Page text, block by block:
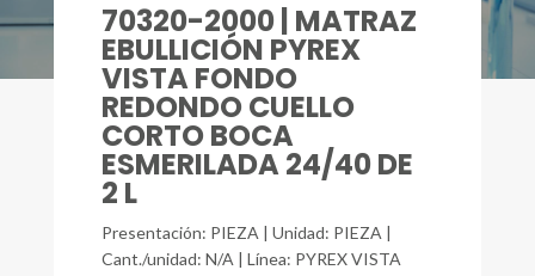
70320-2000 | MATRAZ
EBULLICIÓN PYREX
VISTA FONDO
REDONDO CUELLO
CORTO BOCA
ESMERILADA 24/40 DE
2 L
Presentación: PIEZA | Unidad: PIEZA |
Cant./unidad: N/A | Línea: PYREX VISTA